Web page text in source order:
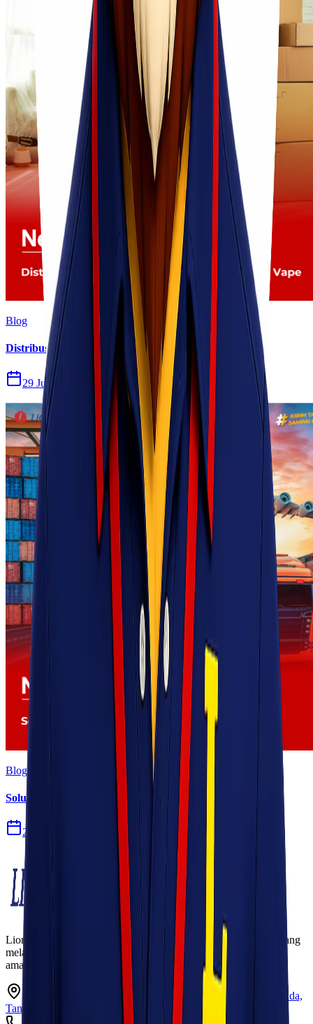
Blog
Distribusi Pengiriman Rokok Elektronik atau Vape
29 Jul 2026
Blog
Solusi Logistik untuk Perusahaan Manufaktur
27 Jul 2026
Lionel Express adalah perusahaan jasa pengiriman terpercaya yang
melayani pengiriman barang ke seluruh Indonesia dengan cepat,
aman, dan harga kompetitif.
Ruko Garden Square Blok G No. 11-12 Jurumudi baru, Benda,
Tangerang, Banten 15124